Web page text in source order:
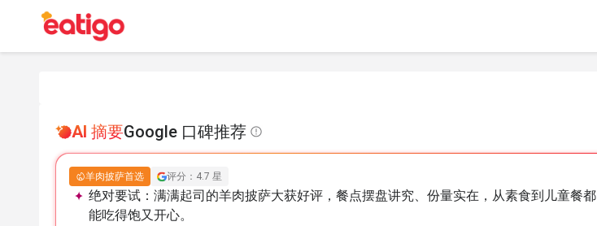
AI 摘要Google 口碑推荐
羊肉披萨首选 评分：4.7 星
绝对要试： 满满起司的羊肉披萨大获好评，餐点摆盘讲究、份量实在，从素食到儿童餐都
能吃得饱又开心。